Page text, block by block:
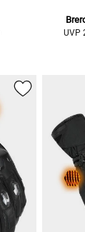
UVP